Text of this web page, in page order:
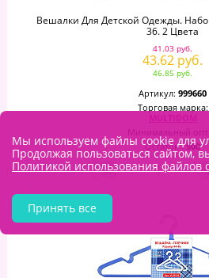
Вешалки Для Детской Одежды.
36. 2 Цвета
41.03 руб.
43.62 руб.
46.85 руб.
Артикул: 999660
Торговая марка:
MULTIDOM
Минимальный опт:
Остаток: 500
–
Мы используем файлы cookie для
Продолжая пользоваться сайтом,
Политикой использования файлов
Принять все